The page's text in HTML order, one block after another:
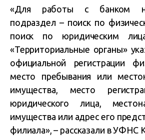
«Для работы с банком
подраздел – поиск по
поиск по юридическим
«Территориальные органы»
официальной регистрации
место пребывания или
имущества, место
юридического лица,
имущества или адрес его
филиала», – рассказали в УФНС